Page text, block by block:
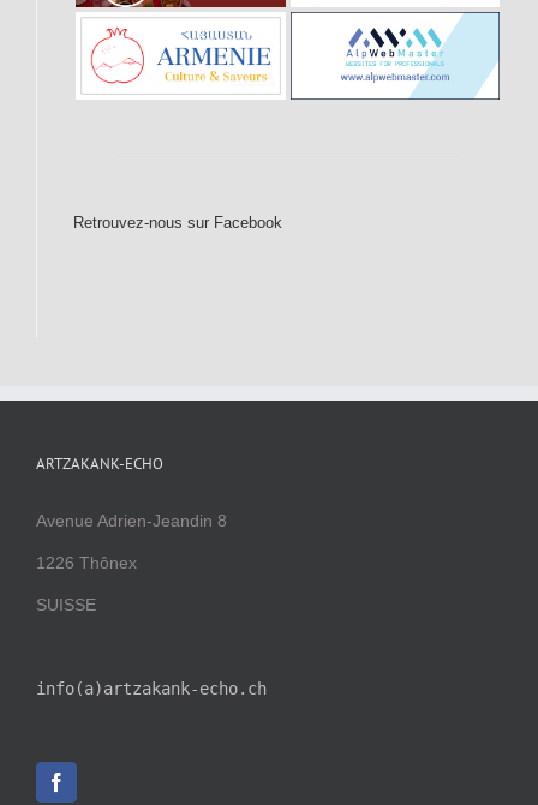
Retrouvez-nous sur Facebook
ARTZAKANK-ECHO
Avenue Adrien-Jeandin 8
1226 Thônex
SUISSE
info(a)artzakank-echo.ch